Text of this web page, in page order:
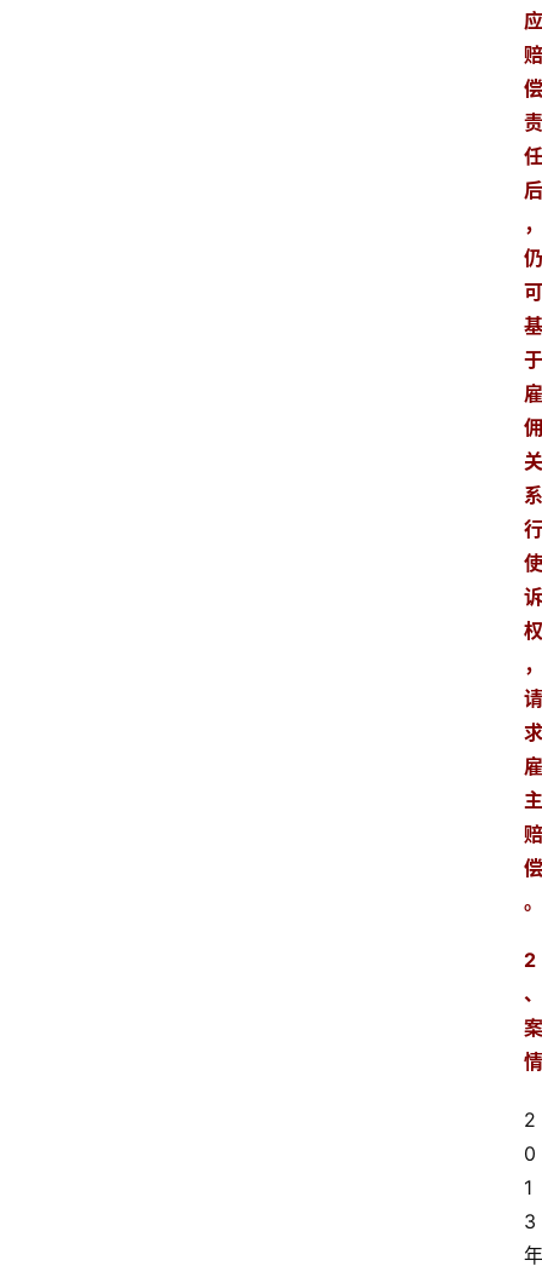
应
赔
偿
责
任
后
，
仍
可
基
于
雇
佣
关
系
行
使
诉
权
，
请
求
雇
主
赔
偿
。
2
、
案
情
2
0
1
3
年